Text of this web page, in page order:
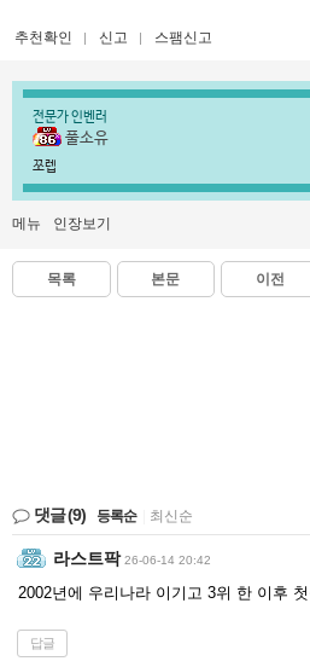
추천확인 신고 스팸신고
전문가 인벤러
풀소유
쪼렙
메뉴 인장보기
목록 본문 이전
댓글(9) 등록순 최신순
라스트팍 26-06-14 20:42
2002년에 우리나라 이기고 3위 한 이후
답글